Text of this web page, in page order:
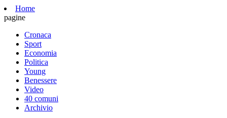
Home
pagine
Cronaca
Sport
Economia
Politica
Young
Benessere
Video
40 comuni
Archivio